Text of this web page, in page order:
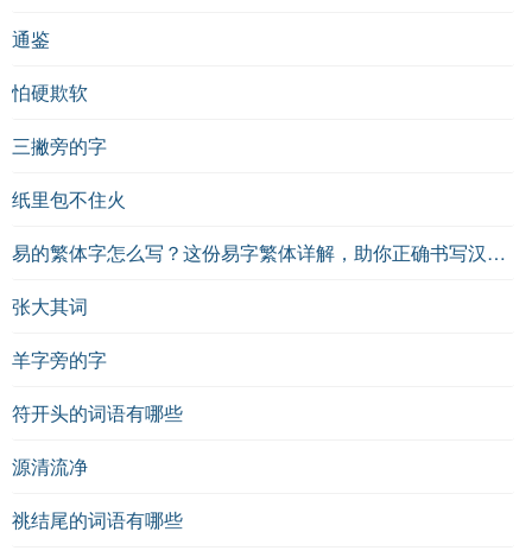
通鉴
怕硬欺软
三撇旁的字
纸里包不住火
易的繁体字怎么写？这份易字繁体详解，助你正确书写汉字_汉字繁体学习
张大其词
羊字旁的字
符开头的词语有哪些
源清流净
祧结尾的词语有哪些